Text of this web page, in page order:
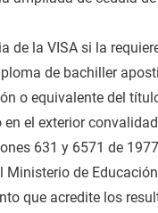
de la VISA si la
de bachiller
o equivalente del
en el exterior
631 y 6571 de
Ministerio de
que acredite los